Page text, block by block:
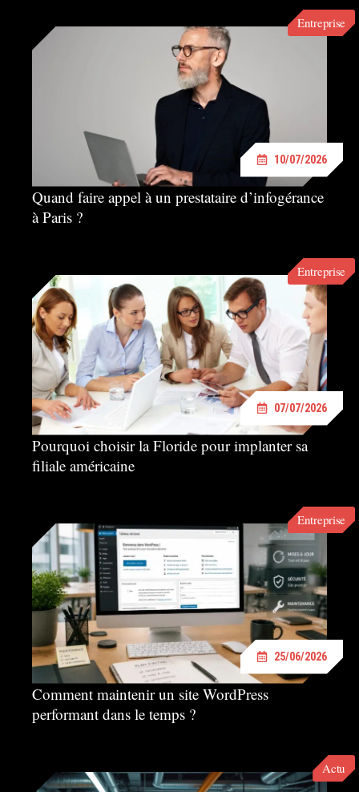
Entreprise
10/07/2026
Quand faire appel à un prestataire d’infogérance
à Paris ?
Entreprise
07/07/2026
Pourquoi choisir la Floride pour implanter sa
filiale américaine
Entreprise
25/06/2026
Comment maintenir un site WordPress
performant dans le temps ?
Actu